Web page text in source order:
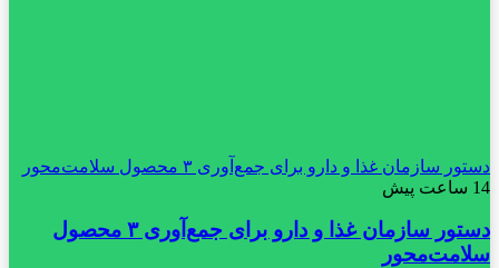
دستور سازمان غذا و دارو برای جمع‌آوری ۳ محصول سلامت‌محور
14 ساعت پیش
دستور سازمان غذا و دارو برای جمع‌آوری ۳ محصول
سلامت‌محور